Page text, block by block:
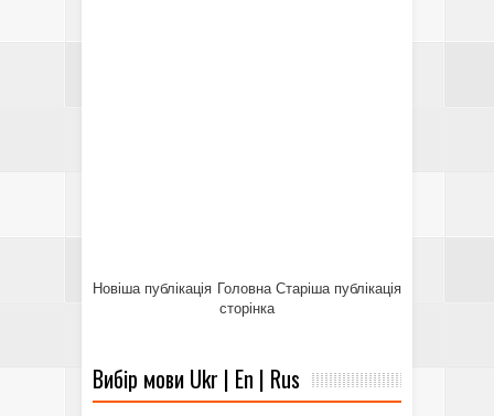
Новіша публікація Старіша публікація
Головна
сторінка
Вибір мови Ukr | En | Rus